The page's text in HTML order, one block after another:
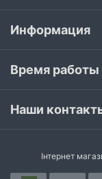
Информация
Время работы
Наши
Інтернет